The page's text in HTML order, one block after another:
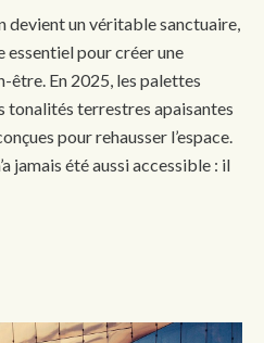
devient un véritable sanctuaire,
essentiel pour créer une
être. En 2025, les palettes
tonalités terrestres apaisantes
pour rehausser l’espace.
jamais été aussi accessible : il